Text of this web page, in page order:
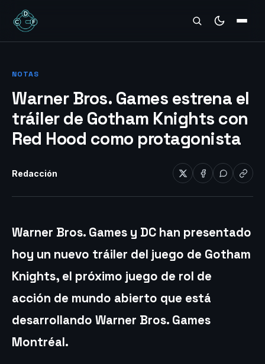
REVIEWS
NOTAS
Warner Bros. Games estrena el
tráiler de Gotham Knights con
Red Hood como protagonista
Redacción
Warner Bros. Games y DC han presentado
hoy un nuevo tráiler del juego de Gotham
Knights, el próximo juego de rol de
acción de mundo abierto que está
desarrollando Warner Bros. Games
Montréal.